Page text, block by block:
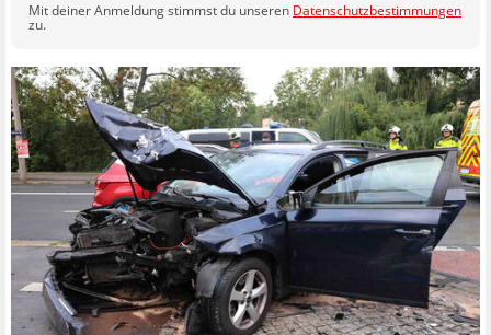
Mit deiner Anmeldung stimmst du unseren Datenschutzbestimmungen
zu.